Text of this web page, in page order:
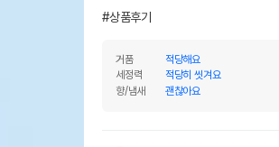
#상품후기
거품
적당해요
세정력
적당히 씻겨요
향/냄새
괜찮아요